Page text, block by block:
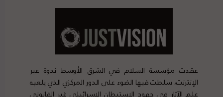
عقدت مؤسسة السلام في الشرق الأوسط ندوة عبر
الإنترنت، سلطت فيها الضوء على الدور المركزي الذي يلعبه
علم الآثار في جهود الإستيطان الإسرائيلي غير القانوني